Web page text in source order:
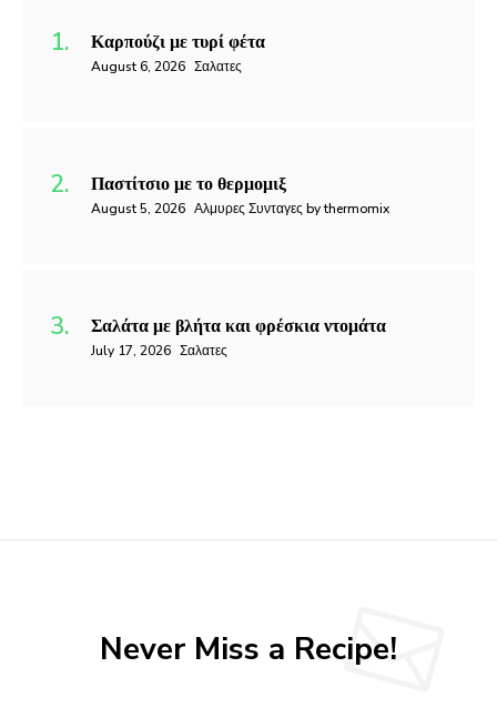
Καρπούζι με τυρί φέτα
August 6, 2026 Σαλατες
Παστίτσιο με το θερμομιξ
August 5, 2026 Αλμυρες Συνταγες by thermomix
Σαλάτα με βλήτα και φρέσκια ντομάτα
July 17, 2026 Σαλατες
Never Miss a Recipe!